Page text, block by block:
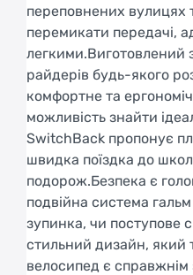
переповнених вулицях
перемикати передачі,
легкими.Виготовлений
райдерів будь-якого
комфортне та
можливість знайти
SwitchBack пропонує
швидка поїздка до
подорож.Безпека є
подвійна система
зупинка, чи поступове
стильний дизайн, який
велосипед є справжнім